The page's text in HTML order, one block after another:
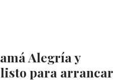
Alegría y
para arrancar